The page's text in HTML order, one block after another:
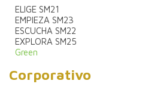
ELIGE SM21
EMPIEZA SM23
ESCUCHA SM22
EXPLORA SM25
Green
Corporativo